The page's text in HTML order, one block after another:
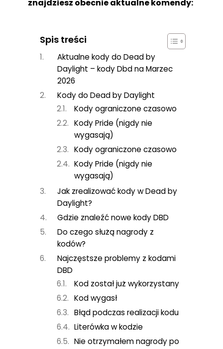
znajdziesz obecnie aktualne komendy:
Spis treści
Aktualne kody do Dead by
Daylight – kody Dbd na Marzec
2026
Kody do Dead by Daylight
Kody ograniczone czasowo
Kody Pride (nigdy nie
wygasają)
Kody ograniczone czasowo
Kody Pride (nigdy nie
wygasają)
Jak zrealizować kody w Dead by
Daylight?
Gdzie znaleźć nowe kody DBD
Do czego służą nagrody z
kodów?
Najczęstsze problemy z kodami
DBD
Kod został już wykorzystany
Kod wygasł
Błąd podczas realizacji kodu
Literówka w kodzie
Nie otrzymałem nagrody po